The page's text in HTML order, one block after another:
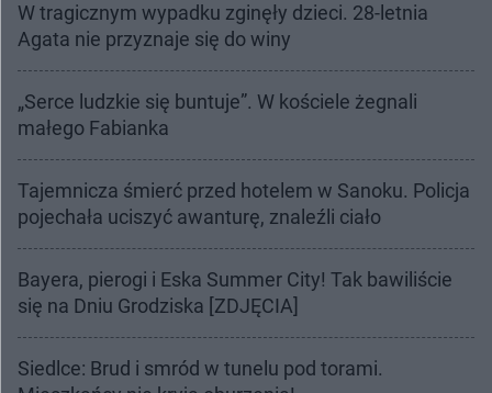
W tragicznym wypadku zginęły dzieci. 28-letnia
Agata nie przyznaje się do winy
„Serce ludzkie się buntuje”. W kościele żegnali
małego Fabianka
Tajemnicza śmierć przed hotelem w Sanoku. Policja
pojechała uciszyć awanturę, znaleźli ciało
Bayera, pierogi i Eska Summer City! Tak bawiliście
się na Dniu Grodziska [ZDJĘCIA]
Siedlce: Brud i smród w tunelu pod torami.